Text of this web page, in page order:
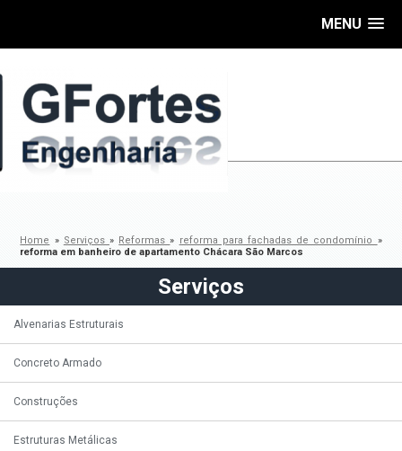
MENU
Home » Serviços » Reformas» reforma para fachadas de condomínio »
reforma em banheiro de apartamento Chácara São Marcos
Serviços
Alvenarias Estruturais
Concreto Armado
Construções
Estruturas Metálicas